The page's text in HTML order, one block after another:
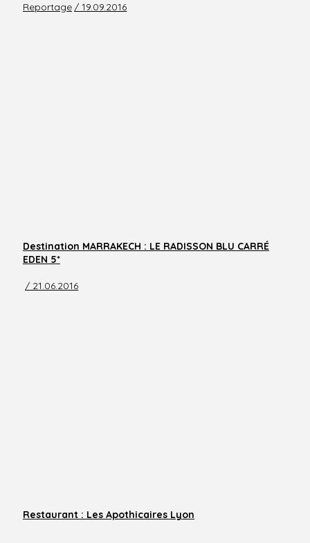
Reportage / 19.09.2016
Destination MARRAKECH : LE RADISSON BLU CARRÉ
EDEN 5*
/ 21.06.2016
Restaurant : Les Apothicaires Lyon